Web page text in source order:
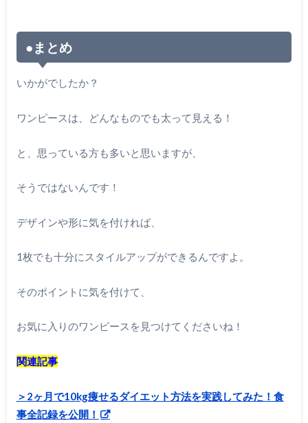
●まとめ
いかがでしたか？
ワンピースは、どんなものでも太って見える！
と、思っている方も多いと思いますが、
そうではないんです！
デザインや形に気を付ければ、
1枚でも十分にスタイルアップができるんですよ。
そのポイントに気を付けて、
お気に入りのワンピースを見つけてくださいね！
関連記事
＞2ヶ月で10kg痩せるダイエット方法を実践してみた！食
事全記録を公開！